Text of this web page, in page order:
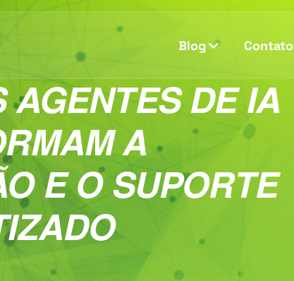
Blog Contato
AGENTES DE IA
A
E O SUPORTE